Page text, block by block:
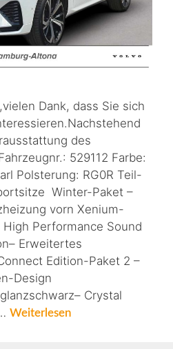
Dank, dass Sie sich
des
529112 Farbe:
Polsterung: RG0R Teil-
Winter-Paket –
vorn Xenium-
Performance Sound
Erweitertes
Edition-Paket 2 –
Design
Crystal
Weiterlesen